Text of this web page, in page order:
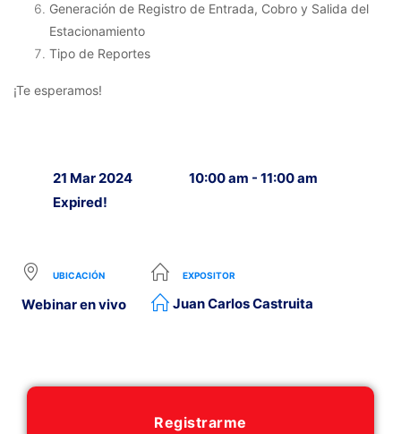
Generación de Registro de Entrada, Cobro y Salida del
Estacionamiento
Tipo de Reportes
¡Te esperamos!
21 Mar 2024
Expired!
10:00 am - 11:00 am
UBICACIÓN
Webinar en vivo
EXPOSITOR
Juan Carlos Castruita
Registrarme